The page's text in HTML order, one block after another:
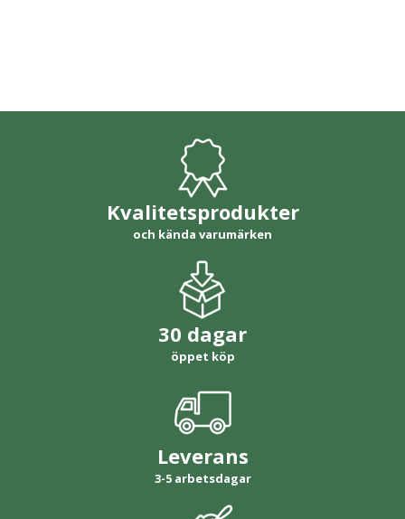
Kvalitetsprodukter
och kända varumärken
30 dagar
öppet köp
Leverans
3-5 arbetsdagar